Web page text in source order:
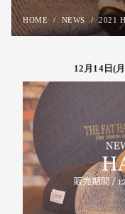
HOME NEWS 2021
12月14日(